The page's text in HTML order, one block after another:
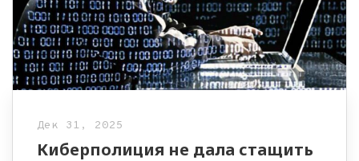
Дек 31, 2025
Киберполиция не дала стащить